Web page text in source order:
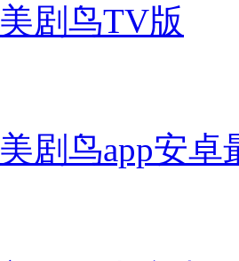
美剧鸟TV版
美剧鸟app安卓